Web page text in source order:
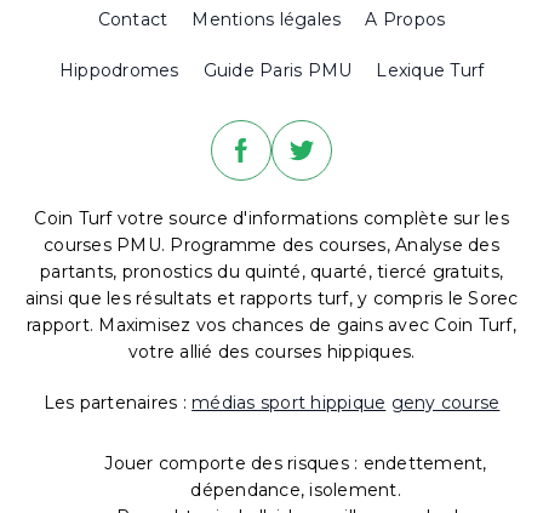
Contact Mentions légales A Propos
Hippodromes Guide Paris PMU Lexique Turf
Coin Turf votre source d'informations complète sur les
courses PMU. Programme des courses, Analyse des
partants, pronostics du quinté, quarté, tiercé gratuits,
ainsi que les résultats et rapports turf, y compris le Sorec
rapport. Maximisez vos chances de gains avec Coin Turf,
votre allié des courses hippiques.
Les partenaires : médias sport hippique geny course
Jouer comporte des risques : endettement,
dépendance, isolement.